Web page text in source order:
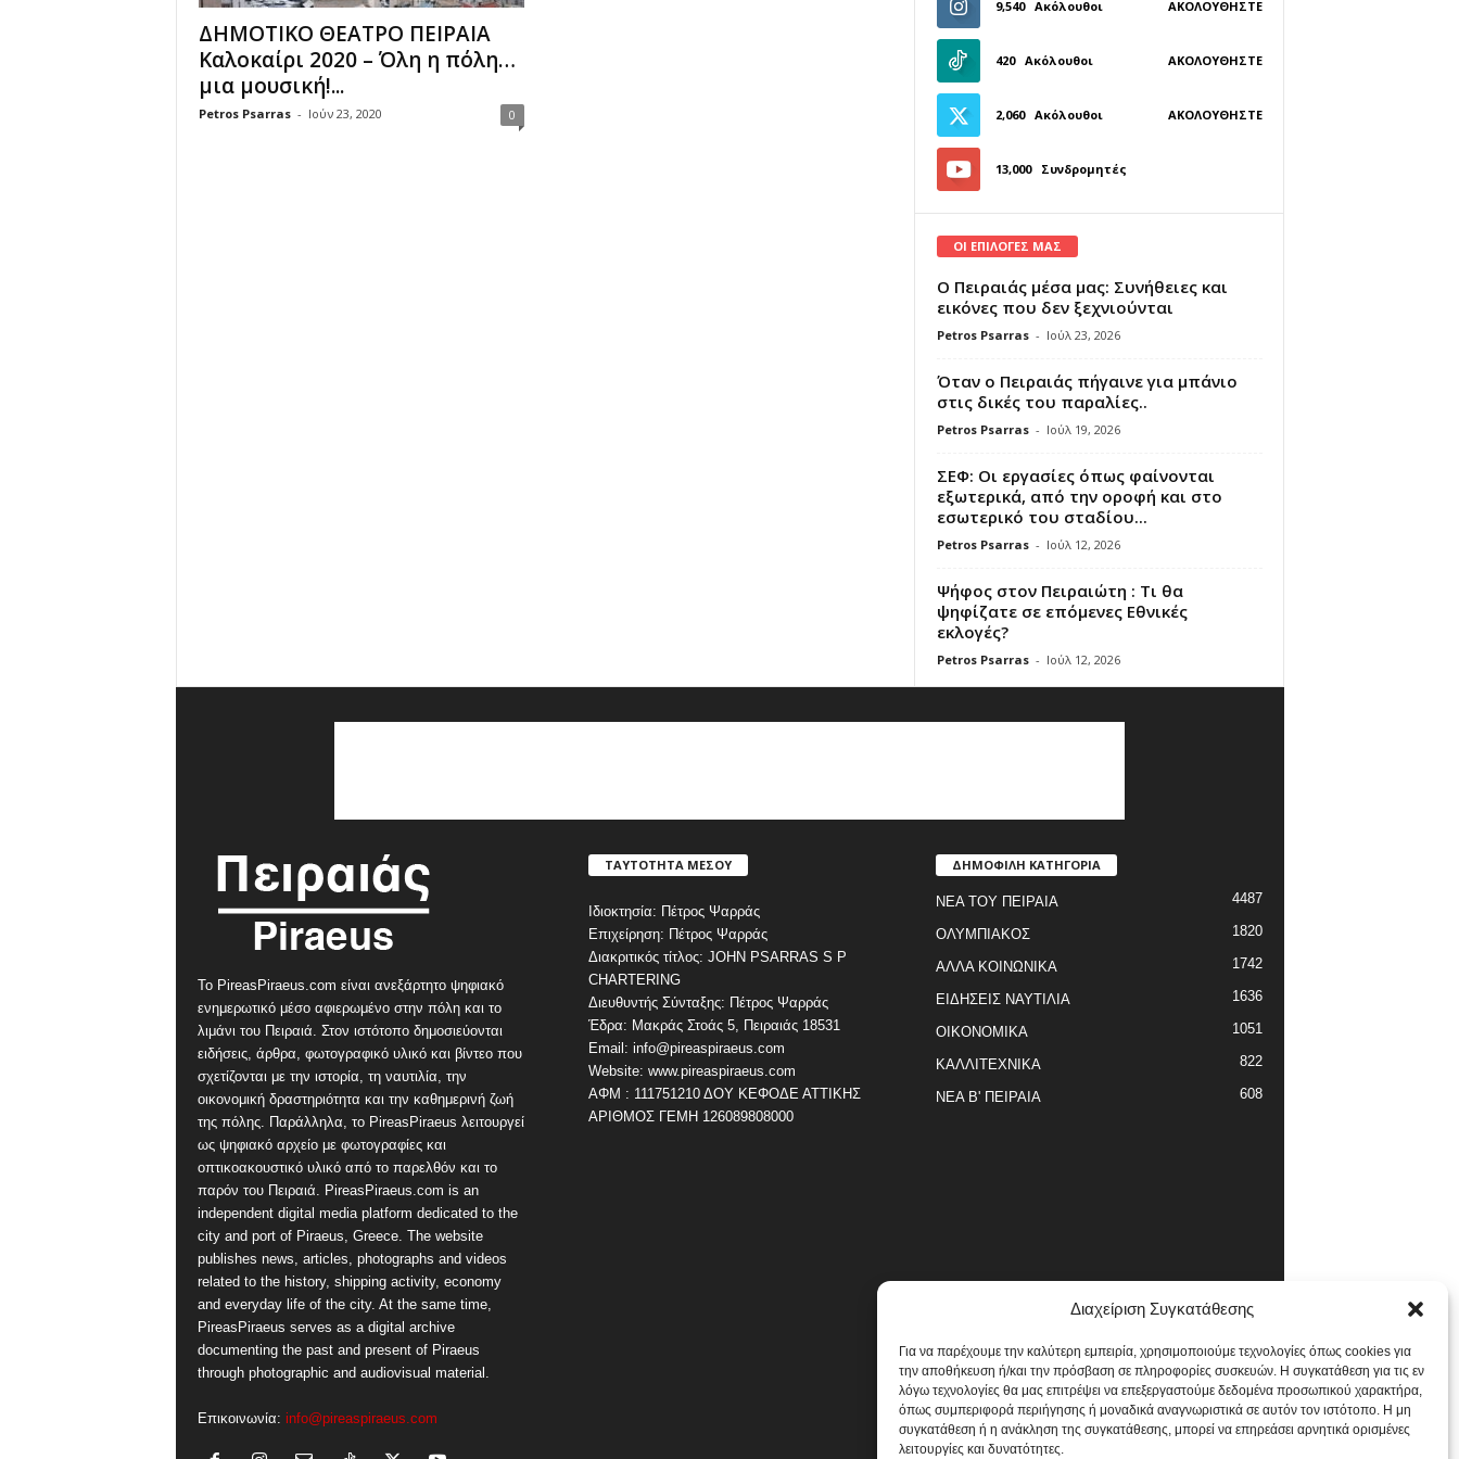
Διαχείριση Συγκατάθεσης
Για να παρέχουμε την καλύτερη εμπειρία, χρησιμοποιούμε τεχνολογίες όπως cookies για
την αποθήκευση ή/και την πρόσβαση σε πληροφορίες συσκευών. Η συγκατάθεση για τις εν
λόγω τεχνολογίες θα μας επιτρέψει να επεξεργαστούμε δεδομένα προσωπικού χαρακτήρα,
όπως συμπεριφορά περιήγησης ή μοναδικά αναγνωριστικά σε αυτόν τον ιστότοπο. Η μη
συγκατάθεση ή η ανάκληση της συγκατάθεσης, μπορεί να επηρεάσει αρνητικά ορισμένες
λειτουργίες και δυνατότητες.
ΔΗΜΟΤΙΚΟ ΘΕΑΤΡΟ ΠΕΙΡΑΙΑ
Καλοκαίρι 2020 – Όλη η πόλη…
μια μουσική!...
Petros Psarras - Ιούν 23, 2020 0
9,540 Ακόλουθοι ΑΚΟΛΟΥΘΉΣΤΕ
420 Ακόλουθοι ΑΚΟΛΟΥΘΉΣΤΕ
2,060 Ακόλουθοι ΑΚΟΛΟΥΘΉΣΤΕ
13,000 Συνδρομητές
ΓΊΝΕΤΕ ΣΥΝΔΡΟΜΗΤΉΣ
ΟΙ ΕΠΙΛΟΓΕΣ ΜΑΣ
Ο Πειραιάς μέσα μας: Συνήθειες και
εικόνες που δεν ξεχνιούνται
Petros Psarras - Ιούλ 23, 2026
Όταν ο Πειραιάς πήγαινε για μπάνιο
στις δικές του παραλίες..
Petros Psarras - Ιούλ 19, 2026
ΣΕΦ: Οι εργασίες όπως φαίνονται
εξωτερικά, από την οροφή και στο
εσωτερικό του σταδίου...
Petros Psarras - Ιούλ 12, 2026
Ψήφος στον Πειραιώτη : Τι θα
ψηφίζατε σε επόμενες Εθνικές
εκλογές?
Petros Psarras - Ιούλ 12, 2026
Το PireasPiraeus.com είναι ανεξάρτητο ψηφιακό
ενημερωτικό μέσο αφιερωμένο στην πόλη και το
λιμάνι του Πειραιά. Στον ιστότοπο δημοσιεύονται
ειδήσεις, άρθρα, φωτογραφικό υλικό και βίντεο που
σχετίζονται με την ιστορία, τη ναυτιλία, την
οικονομική δραστηριότητα και την καθημερινή ζωή
της πόλης. Παράλληλα, το PireasPiraeus λειτουργεί
ως ψηφιακό αρχείο με φωτογραφίες και
οπτικοακουστικό υλικό από το παρελθόν και το
παρόν του Πειραιά. PireasPiraeus.com is an
independent digital media platform dedicated to the
city and port of Piraeus, Greece. The website
publishes news, articles, photographs and videos
related to the history, shipping activity, economy
and everyday life of the city. At the same time,
PireasPiraeus serves as a digital archive
documenting the past and present of Piraeus
through photographic and audiovisual material.
Επικοινωνία: info@pireaspiraeus.com
ΤΑΥΤΟΤΗΤΑ ΜΕΣΟΥ
Ιδιοκτησία: Πέτρος Ψαρράς
Επιχείρηση: Πέτρος Ψαρράς
Διακριτικός τίτλος: JOHN PSARRAS S P
CHARTERING
Διευθυντής Σύνταξης: Πέτρος Ψαρράς
Έδρα: Μακράς Στοάς 5, Πειραιάς 18531
Email: info@pireaspiraeus.com
Website: www.pireaspiraeus.com
ΑΦΜ : 111751210 ΔΟΥ ΚΕΦΟΔΕ ΑΤΤΙΚΗΣ
ΑΡΙΘΜΟΣ ΓΕΜΗ 126089808000
ΔΗΜΟΦΙΛΗ ΚΑΤΗΓΟΡΙΑ
ΝΕΑ ΤΟΥ ΠΕΙΡΑΙΑ 4487
ΟΛΥΜΠΙΑΚΟΣ 1820
ΑΛΛΑ ΚΟΙΝΩΝΙΚΑ 1742
ΕΙΔΗΣΕΙΣ ΝΑΥΤΙΛΙΑ 1636
ΟΙΚΟΝΟΜΙΚΑ 1051
ΚΑΛΛΙΤΕΧΝΙΚΑ 822
ΝΕΑ Β' ΠΕΙΡΑΙΑ 608